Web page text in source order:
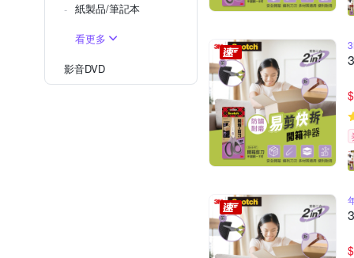
紙製品/筆記本
看更多
影音DVD
$
$